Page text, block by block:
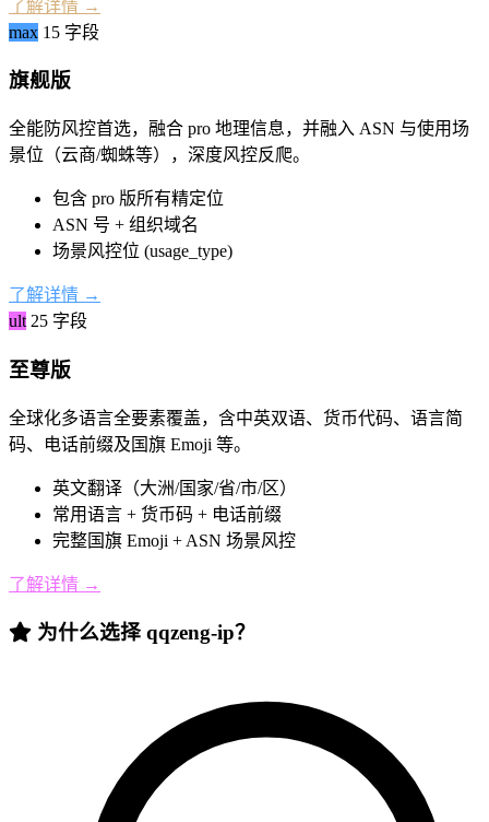
了解详情 →
max 15 字段
旗舰版
全能防风控首选，融合 pro 地理信息，并融入 ASN 与使用场
景位（云商/蜘蛛等），深度风控反爬。
包含 pro 版所有精定位
ASN 号 + 组织域名
场景风控位 (usage_type)
了解详情 →
ult 25 字段
至尊版
全球化多语言全要素覆盖，含中英双语、货币代码、语言简
码、电话前缀及国旗 Emoji 等。
英文翻译（大洲/国家/省/市/区）
常用语言 + 货币码 + 电话前缀
完整国旗 Emoji + ASN 场景风控
了解详情 →
为什么选择 qqzeng-ip？